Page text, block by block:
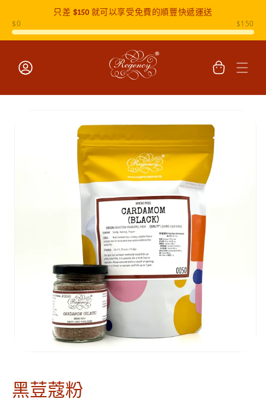
只差 $150就可以享受免費的順豐快遞運送
物
黑荳蔻粉